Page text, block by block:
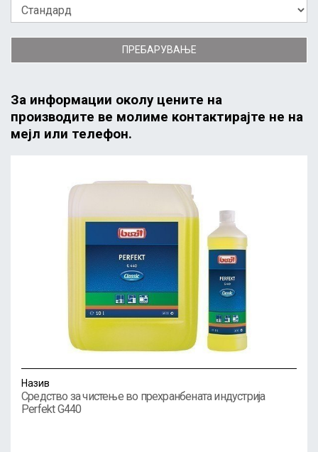
ПРЕБАРУВАЊЕ
За информации околу цените на
производите ве молиме контактирајте не на
мејл или телефон.
Назив
Средство за чистење во прехранбената индустрија
Perfekt G440